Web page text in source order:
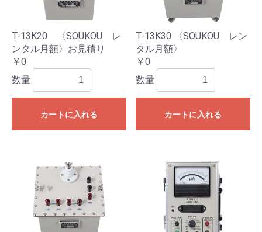
T-13K20 〈SOUKOU レ
ンタル月額〉お見積り
￥0
数量
カートに入れる
T-13K30 〈SOUKOU レン
タル月額〉
￥0
数量
カートに入れる